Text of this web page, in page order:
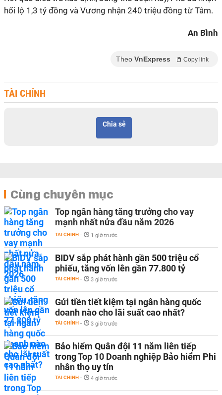
hối lộ 1,3 tỷ đồng và Vương nhận 240 triệu đồng từ Tâm.
An Bình
Theo VnExpress Copy link
TÀI CHÍNH
Chia sẻ
Cùng chuyên mục
Top ngân hàng tăng trưởng cho vay
mạnh nhất nửa đầu năm 2026
TÀI CHÍNH - 1 giờ trước
BIDV sắp phát hành gần 500 triệu cổ
phiếu, tăng vốn lên gần 77.800 tỷ
TÀI CHÍNH - 3 giờ trước
Gửi tiền tiết kiệm tại ngân hàng quốc
doanh nào cho lãi suất cao nhất?
TÀI CHÍNH - 3 giờ trước
Bảo hiểm Quân đội 11 năm liên tiếp
trong Top 10 Doanh nghiệp Bảo hiểm Phi
nhân thọ uy tín
TÀI CHÍNH - 4 giờ trước